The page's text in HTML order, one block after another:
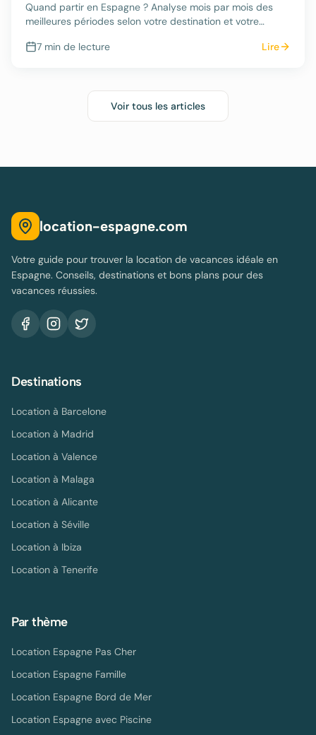
Quand partir en Espagne ? Analyse mois par mois des
meilleures périodes selon votre destination et votre
7 min de lecture Lire
Voir tous les articles
location-espagne.com
Votre guide pour trouver la location de vacances idéale en
Espagne. Conseils, destinations et bons plans pour des
vacances réussies.
Destinations
Location à Barcelone
Location à Madrid
Location à Valence
Location à Malaga
Location à Alicante
Location à Séville
Location à Ibiza
Location à Tenerife
Par thème
Location Espagne Pas Cher
Location Espagne Famille
Location Espagne Bord de Mer
Location Espagne avec Piscine